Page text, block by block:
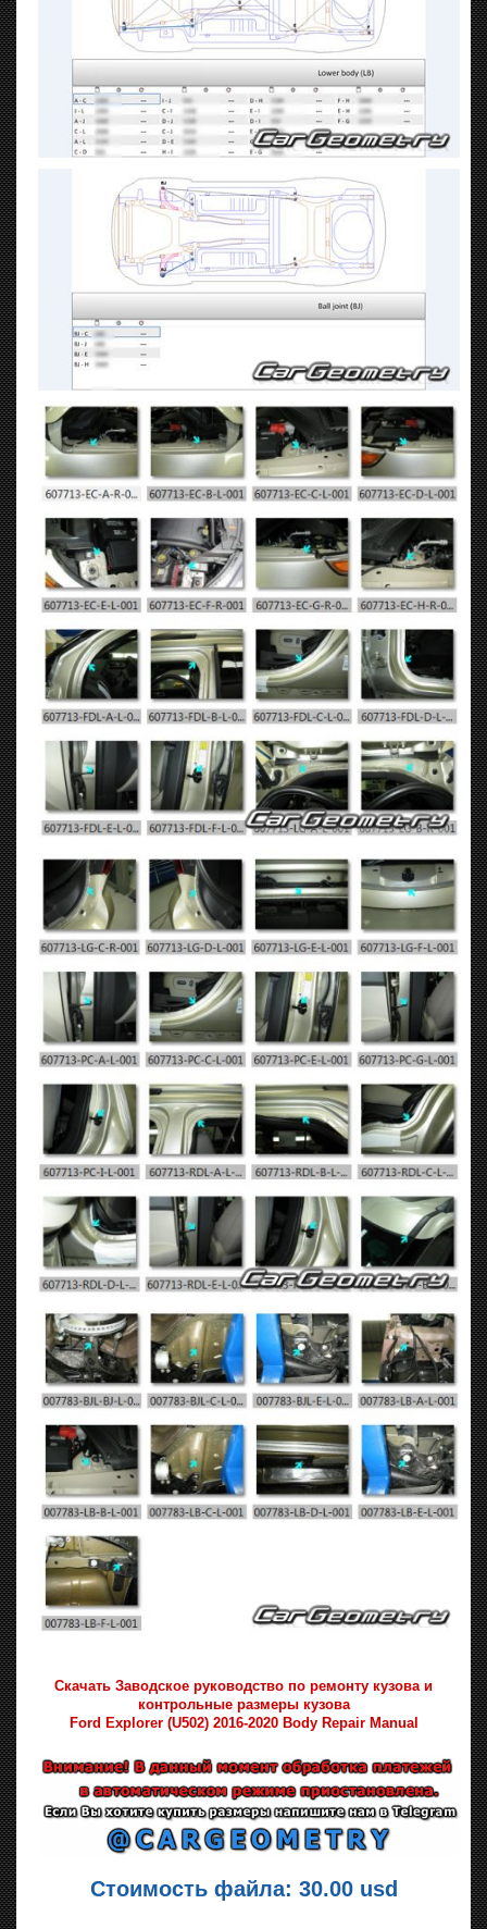
Скачать Заводское руководство по ремонту кузова и
контрольные размеры кузова
Ford Explorer (U502) 2016-2020 Body Repair Manual
Стоимость файла: 30.00 usd